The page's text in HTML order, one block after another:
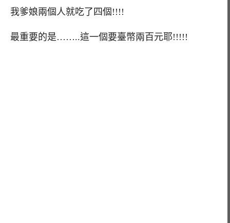
我爹娘兩個人就吃了四個!!!!
最重要的是……..這一個要臺幣兩百元耶!!!!!